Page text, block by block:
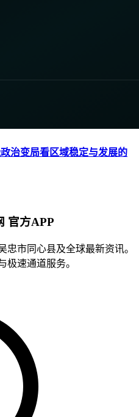
治变局看区域稳定与发展的
官方APP
忠市同心县及全球最新资讯。
极速通道服务。